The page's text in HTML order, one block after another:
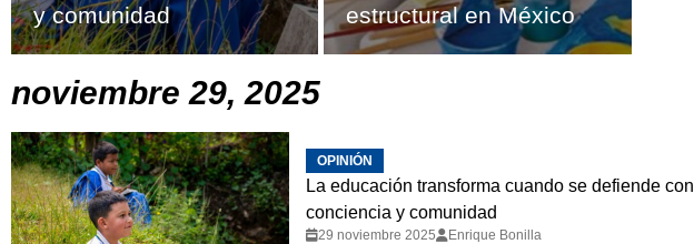
y comunidad
estructural en México
noviembre 29, 2025
OPINIÓN
La educación transforma cuando se defiende con
conciencia y comunidad
29 noviembre 2025 Enrique Bonilla